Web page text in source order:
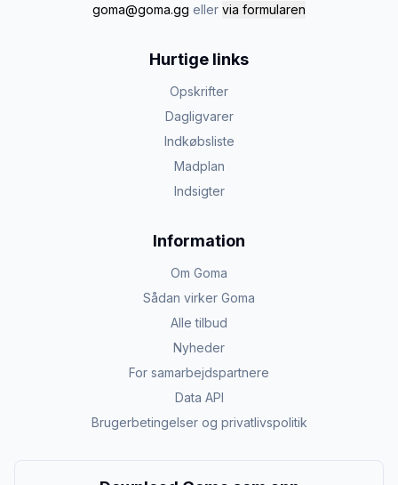
goma@goma.gg eller via formularen
Hurtige links
Opskrifter
Dagligvarer
Indkøbsliste
Madplan
Indsigter
Information
Om Goma
Sådan virker Goma
Alle tilbud
Nyheder
For samarbejdspartnere
Data API
Brugerbetingelser og privatlivspolitik